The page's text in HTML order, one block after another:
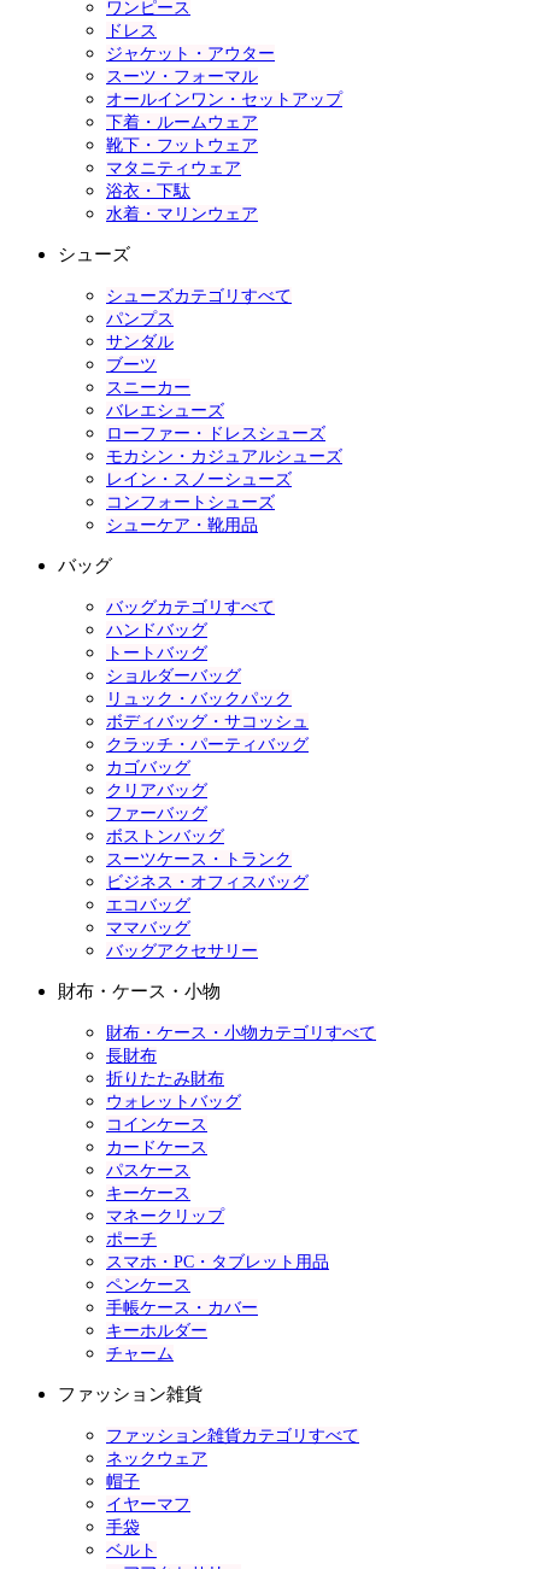
ワンピース
ドレス
ジャケット・アウター
スーツ・フォーマル
オールインワン・セットアップ
下着・ルームウェア
靴下・フットウェア
マタニティウェア
浴衣・下駄
水着・マリンウェア
シューズ
シューズカテゴリすべて
パンプス
サンダル
ブーツ
スニーカー
バレエシューズ
ローファー・ドレスシューズ
モカシン・カジュアルシューズ
レイン・スノーシューズ
コンフォートシューズ
シューケア・靴用品
バッグ
バッグカテゴリすべて
ハンドバッグ
トートバッグ
ショルダーバッグ
リュック・バックパック
ボディバッグ・サコッシュ
クラッチ・パーティバッグ
カゴバッグ
クリアバッグ
ファーバッグ
ボストンバッグ
スーツケース・トランク
ビジネス・オフィスバッグ
エコバッグ
ママバッグ
バッグアクセサリー
財布・ケース・小物
財布・ケース・小物カテゴリすべて
長財布
折りたたみ財布
ウォレットバッグ
コインケース
カードケース
パスケース
キーケース
マネークリップ
ポーチ
スマホ・PC・タブレット用品
ペンケース
手帳ケース・カバー
キーホルダー
チャーム
ファッション雑貨
ファッション雑貨カテゴリすべて
ネックウェア
帽子
イヤーマフ
手袋
ベルト